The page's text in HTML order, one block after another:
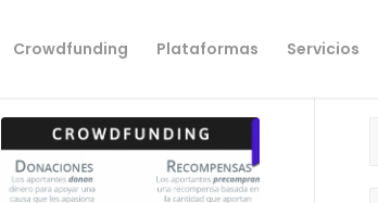
Crowdfunding Plataformas Servicios